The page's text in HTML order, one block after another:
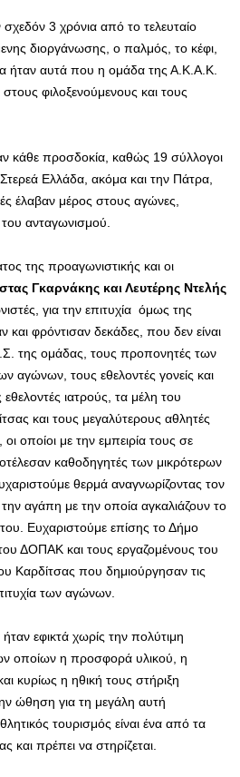
3 χρόνια από το τελευταίο
διοργάνωσης, ο παλμός, το κέφι,
ήταν αυτά που η ομάδα της Α.Κ.Α.Κ.
φιλοξενούμενους και τους
κάθε προσδοκία, καθώς 19 σύλλογοι
Ελλάδα, ακόμα και την Πάτρα,
έλαβαν μέρος στους αγώνες,
ανταγωνισμού.
της προαγωνιστικής και οι
Γκαρνάκης και Λευτέρης Ντελής
για την επιτυχία όμως της
φρόντισαν δεκάδες, που δεν είναι
της ομάδας, τους προπονητές των
αγώνων, τους εθελοντές γονείς και
ιατρούς, τα μέλη του
και τους μεγαλύτερους αθλητές
οποίοι με την εμπειρία τους σε
καθοδηγητές των μικρότερων
θερμά αναγνωρίζοντας τον
αγάπη με την οποία αγκαλιάζουν το
Ευχαριστούμε επίσης το Δήμο
ΔΟΠΑΚ και τους εργαζομένους του
Καρδίτσας που δημιούργησαν τις
των αγώνων.
εφικτά χωρίς την πολύτιμη
οποίων η προσφορά υλικού, η
κυρίως η ηθική τους στήριξη
ώθηση για τη μεγάλη αυτή
τουρισμός είναι ένα από τα
και πρέπει να στηρίζεται.